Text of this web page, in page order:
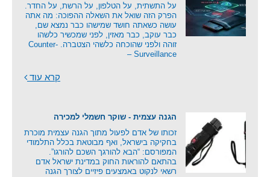
על התשתית, על הטלפון, על הרשת, על החדר.
הפרק הזה שואל את השאלה ההפוכה: מה אתה
עושה כשאתה חושד שמישהו כבר נמצא שם,
כבר עוקב, כבר מאזין, לפני שמכשיר כלשהו
זוהה ולפני שהוכחה כלשהי הצטברה. Counter-
Surveillance –
קרא עוד
הגנה עצמית - שוקר חשמלי למכירה
זכותו של אדם לפעול מתוך הגנה עצמית מוכרת
בחקיקה בישראל, ואף מבוטאת בכלל התלמודי
המפורסם: “הבא להורגך השכם להורגו”.
בהתאם להוראות החוק במדינת ישראל אדם
רשאי לנקוט באמצעים פיזיים לצורך הגנה